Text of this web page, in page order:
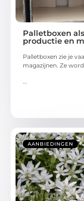
Palletboxen
productie en
Palletboxen zie je
magazijnen. Ze
AANBIEDINGEN